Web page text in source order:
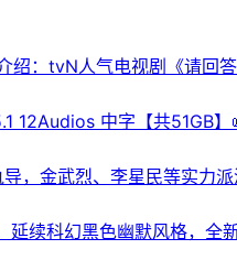
：tvN人气电视剧《请回
盘| 💿迅雷网盘| 💽UC网
中字【共51GB】
运又将何去何从……光明与
羊羊与灰太狼之异国破晓
，金武烈、李星民等实力
硬方式惩戒施暴者，深挖
育 #校园题材韩剧 #现实爽
续科幻黑色幽默风格，全
设定，在无厘头冒险里探